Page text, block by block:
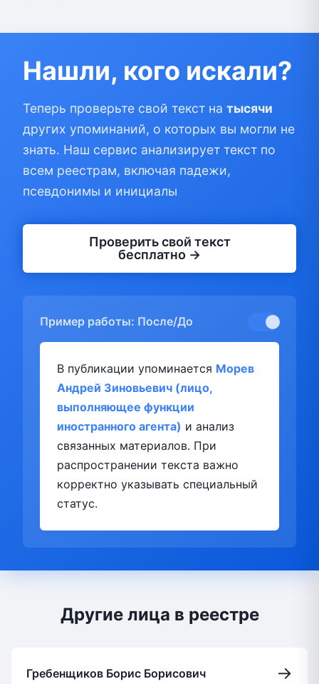
Нашли, кого искали?
Теперь проверьте свой текст на тысячи
других упоминаний, о которых вы могли не
знать. Наш сервис анализирует текст по
всем реестрам, включая падежи,
псевдонимы и инициалы
Проверить свой текст
бесплатно →
Пример работы: После/До
В публикации упоминается Морев
Андрей Зиновьевич (лицо,
выполняющее функции
иностранного агента) и анализ
связанных материалов. При
распространении текста важно
корректно указывать специальный
статус.
Другие лица в реестре
Гребенщиков Борис Борисович →